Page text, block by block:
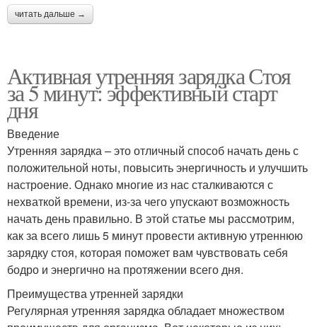
читать дальше →
Активная утренняя зарядка Стоя
за 5 минут: эффективный старт
дня
Введение
Утренняя зарядка – это отличный способ начать день с
положительной ноты, повысить энергичность и улучшить
настроение. Однако многие из нас сталкиваются с
нехваткой времени, из-за чего упускают возможность
начать день правильно. В этой статье мы рассмотрим,
как за всего лишь 5 минут провести активную утреннюю
зарядку стоя, которая поможет вам чувствовать себя
бодро и энергично на протяжении всего дня.
Преимущества утренней зарядки
Регулярная утренняя зарядка обладает множеством